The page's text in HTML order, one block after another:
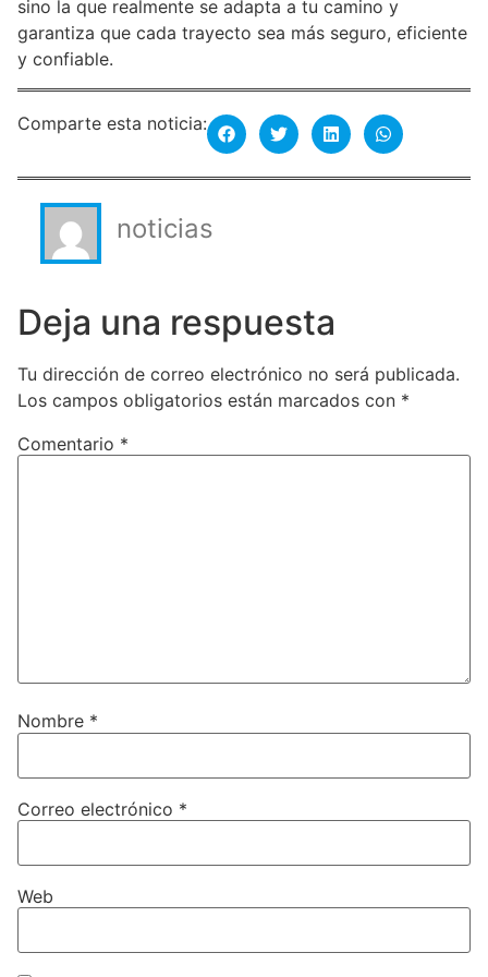
sino la que realmente se adapta a tu camino y
garantiza que cada trayecto sea más seguro, eficiente
y confiable.
Comparte esta noticia:
noticias
Deja una respuesta
Tu dirección de correo electrónico no será publicada.
Los campos obligatorios están marcados con *
Comentario *
Nombre *
Correo electrónico *
Web